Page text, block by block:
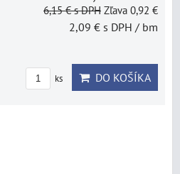
6,15 €s DPH Zľava 0,92 €
2,09 € s DPH / bm
ks DO KOŠÍKA